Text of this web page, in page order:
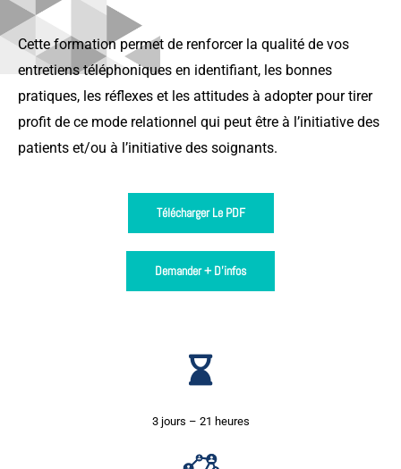
Cette formation permet de renforcer la qualité de vos
entretiens téléphoniques en identifiant, les bonnes
pratiques, les réflexes et les attitudes à adopter pour tirer
profit de ce mode relationnel qui peut être à l’initiative des
patients et/ou à l’initiative des soignants.
Télécharger Le PDF
Demander + D'infos
3 jours – 21 heures